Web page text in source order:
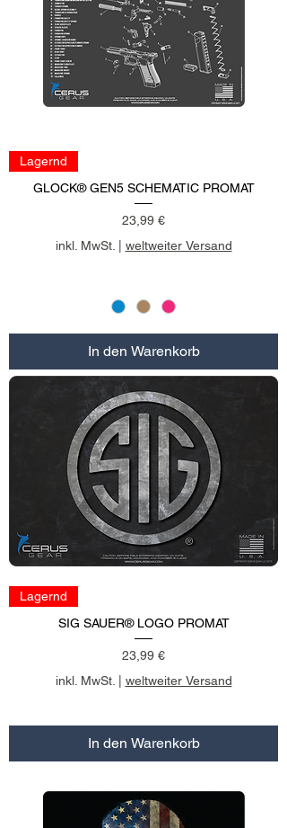
Lagernd
GLOCK® GEN5 SCHEMATIC PROMAT
Preis
23,99 €
inkl. MwSt.| weltweiter Versand
In den Warenkorb
Lagernd
SIG SAUER® LOGO PROMAT
Preis
23,99 €
inkl. MwSt.
weltweiter Versand
In den Warenkorb